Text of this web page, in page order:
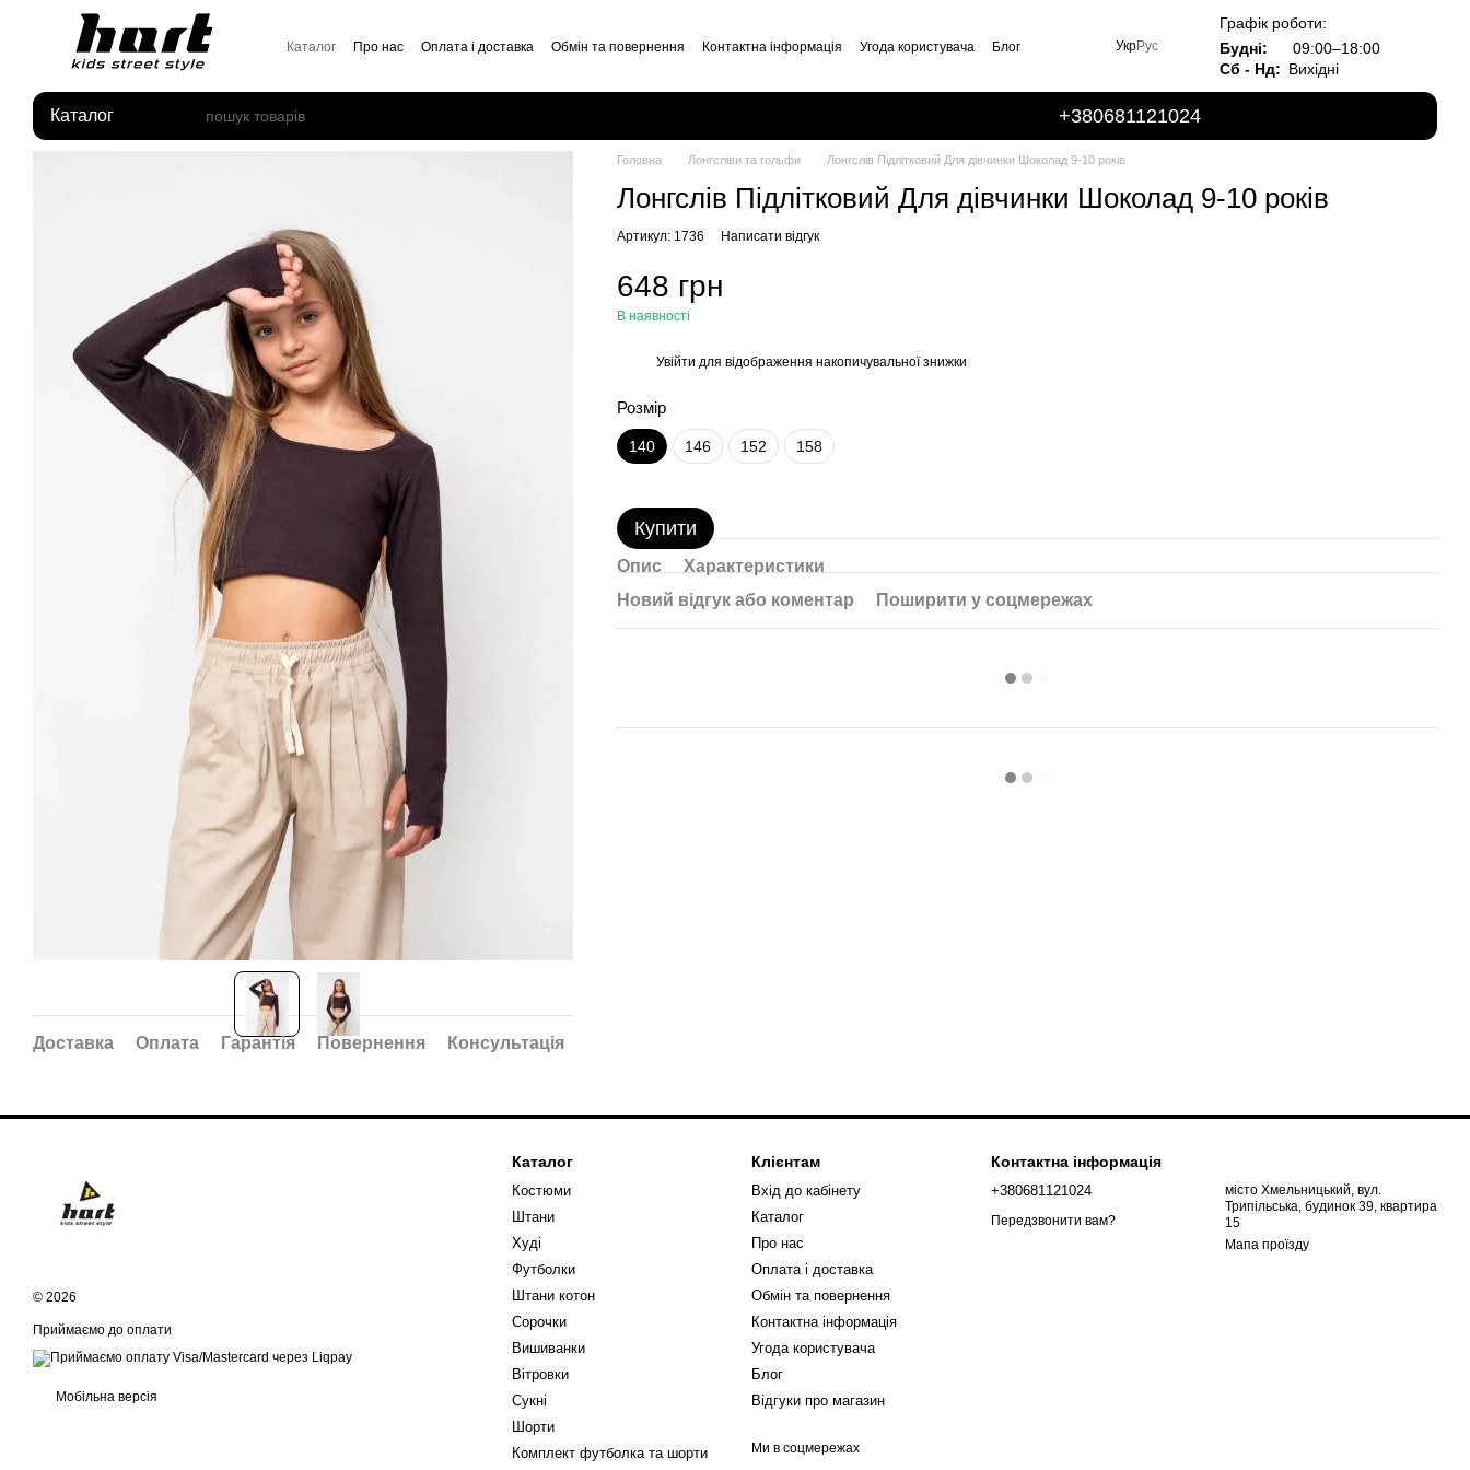
Перейти до основного контенту
Каталог Про нас Оплата і доставка Обмін та повернення Контактна інформація Угода користувача
Блог
УкрРус
Графік роботи:
Будні:
09:00–18:00
Сб - Нд: Вихідні
Каталог +380681121024
Доставка Оплата Гарантія Повернення Консультація
Головна Лонгсліви та гольфи Лонгслів Підлітковий Для дівчинки Шоколад 9-10 років
Лонгслів Підлітковий Для дівчинки Шоколад 9-10 років
Артикул: 1736 Написати відгук
648 грн
В наявності
Увійти для відображення накопичувальної знижки
Розмір
140 146 152 158
Купити
Опис
Характеристики
Новий відгук або коментар
Поширити у соцмережах
© 2026
Приймаємо до оплати
Мобільна версія
Каталог
Костюми
Штани
Худі
Футболки
Штани котон
Сорочки
Вишиванки
Вітровки
Сукні
Шорти
Комплект футболка та шорти
Клієнтам
Вхід до кабінету
Каталог
Про нас
Оплата і доставка
Обмін та повернення
Контактна інформація
Угода користувача
Блог
Відгуки про магазин
Ми в соцмережах
Контактна інформація
+380681121024
Передзвонити вам?
місто Хмельницький, вул.
Трипільська, будинок 39, квартира
15
Мапа проїзду